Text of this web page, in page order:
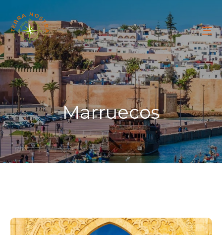
Marruecos